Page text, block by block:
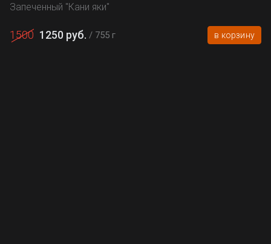
Запеченный "Кани яки"
1500 1250 руб. 755 г в корзину